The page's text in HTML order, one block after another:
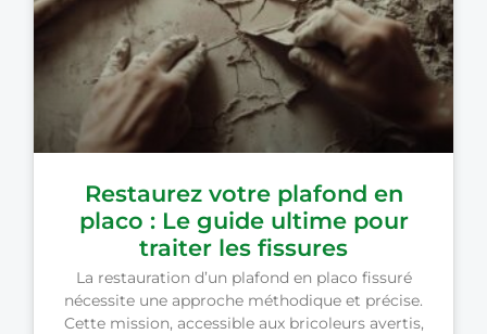
Restaurez votre plafond en
placo : Le guide ultime pour
traiter les fissures
La restauration d’un plafond en placo fissuré
nécessite une approche méthodique et précise.
Cette mission, accessible aux bricoleurs avertis,